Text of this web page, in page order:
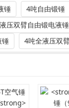
锤 4吨自由锻锤
压双臂自由锻电液锤
锤
4吨全液压双